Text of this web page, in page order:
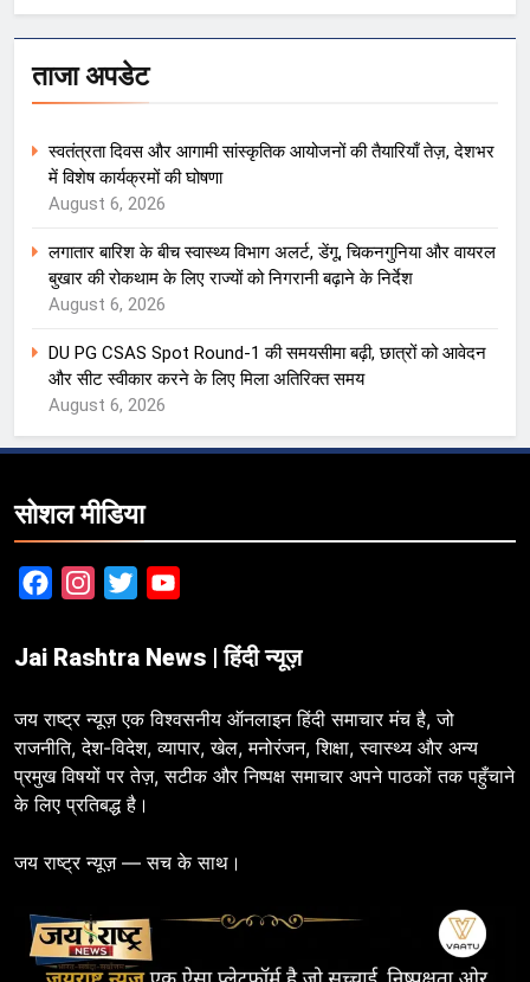
ताजा अपडेट
स्वतंत्रता दिवस और आगामी सांस्कृतिक आयोजनों की तैयारियाँ तेज़, देशभर
में विशेष कार्यक्रमों की घोषणा
August 6, 2026
लगातार बारिश के बीच स्वास्थ्य विभाग अलर्ट, डेंगू, चिकनगुनिया और वायरल
बुखार की रोकथाम के लिए राज्यों को निगरानी बढ़ाने के निर्देश
August 6, 2026
DU PG CSAS Spot Round-1 की समयसीमा बढ़ी, छात्रों को आवेदन
और सीट स्वीकार करने के लिए मिला अतिरिक्त समय
August 6, 2026
सोशल मीडिया
FacebookInstagram
Twitter
Jai Rashtra News | हिंदी न्यूज़
जय राष्ट्र न्यूज़ एक विश्वसनीय ऑनलाइन हिंदी समाचार मंच है, जो
राजनीति, देश-विदेश, व्यापार, खेल, मनोरंजन, शिक्षा, स्वास्थ्य और अन्य
प्रमुख विषयों पर तेज़, सटीक और निष्पक्ष समाचार अपने पाठकों तक पहुँचाने
के लिए प्रतिबद्ध है।
जय राष्ट्र न्यूज़ — सच के साथ।